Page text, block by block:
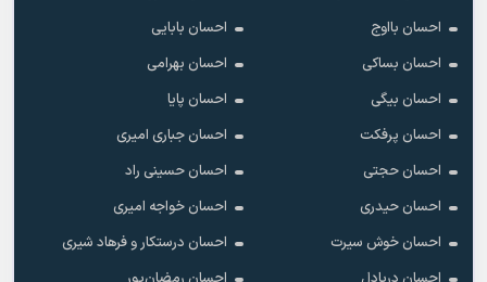
احسان بااوج
احسان بابایی
احسان بساکی
احسان بهرامی
احسان بیگی
احسان پایا
احسان پرفکت
احسان جباری امیری
احسان حجتی
احسان حسینی راد
احسان حیدری
احسان خواجه امیری
احسان خوش سیرت
احسان درستکار و فرهاد شیرى